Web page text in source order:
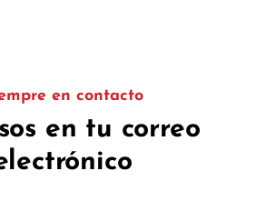
en contacto
en tu correo